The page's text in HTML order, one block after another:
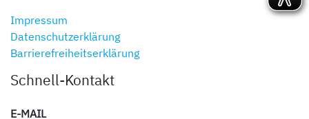
Impressum
Datenschutzerklärung
Barrierefreiheitserklärung
Schnell-Kontakt
E-MAIL